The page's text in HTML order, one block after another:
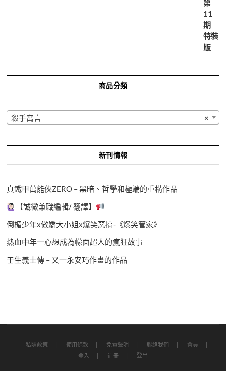
商品分類
×
殺手寓言
新刊情報
真鐵甲萬能俠ZERO – 黑暗、哲學和極端的重構作品
【誠徵兼職編輯/ 翻譯】
倒楣少年x傲嬌大小姐x爆笑惡搞-《爆笑管家》
熱血中年一心想成為幪面超人的瘋狂故事
壬生義士傳 – 又一永安巧作畫的作品
私隱政策 使用條款 免責聲明 聯絡我們
會員
登入
註冊 登出